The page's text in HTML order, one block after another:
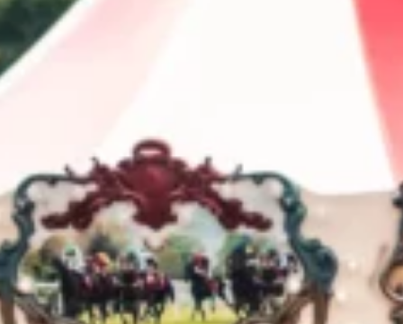
OFFRES, PASS & ABONNEMENTS
JOURS DE COURSES
JOURS DE COURSES
PARKING
PARKING
NOS EXPÉRIENCES